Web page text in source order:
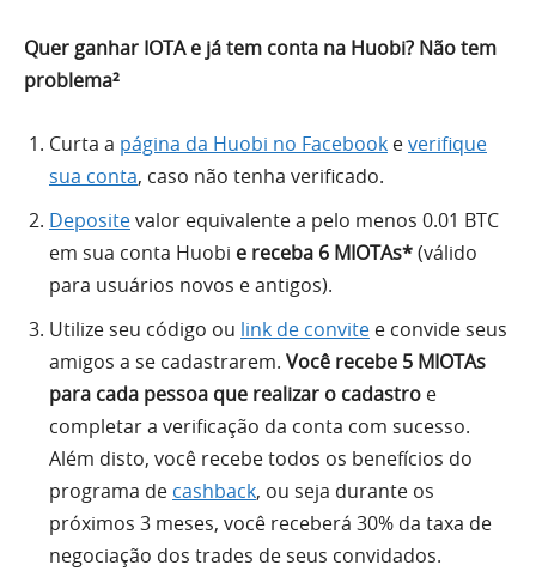
Quer ganhar IOTA e já tem conta na Huobi? Não tem
problema²
Curta a página da Huobi no Facebook everifique
sua conta, caso não tenha verificado.
Depositevalor equivalente a pelo menos 0.01 BTC
em sua conta Huobi e receba 6 MIOTAs*(válido
para usuários novos e antigos).
Utilize seu código ou link de convite e convide seus
amigos a se cadastrarem. Você recebe 5 MIOTAs
para cada pessoa que realizar o cadastro e
completar a verificação da conta com sucesso.
Além disto, você recebe todos os benefícios do
programa de cashback, ou seja durante os
próximos 3 meses, você receberá 30% da taxa de
negociação dos trades de seus convidados.